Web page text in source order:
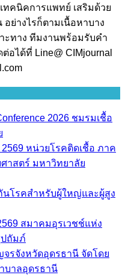
ทคนิคการแพทย์ เสริมด้วย
ย่างไรก็ตามเนื้อหาบาง
ะทาง ทีมงานพร้อมรับคำ
ได้ที่ Line@ CIMjournal
2026 ชมรมเชื้อ
หน่วยโรคติดเชื้อ ภาค
าสตร์ มหาวิทยาลัย
โรคสำหรับผู้ใหญ่และผู้สูง
สมาคมอุรเวชช์แห่ง
ปถัมภ์
รจังหวัดอุดรธานี จัดโดย
บาลอุดรธานี